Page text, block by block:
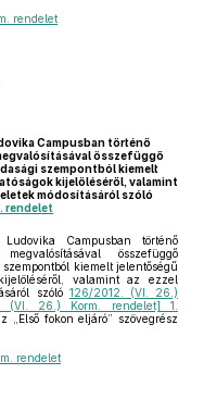
rendelet
Campusban történő
összefüggő
szempontból kiemelt
kijelöléséről, valamint
módosításáról szóló
rendelet
Campusban történő
összefüggő
kiemelt jelentőségű
valamint az ezzel
szóló 126/2012. (VI. 26.)
(VI. 26.) Korm. rendelet] 1.
„Első fokon eljáró” szövegrész
rendelet